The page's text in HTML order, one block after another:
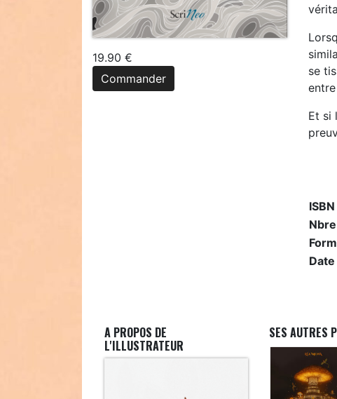
19.90 €
Commander
se
Et si
ISBN
A PROPOS DE
L'ILLUSTRATEUR
SES AUTRES